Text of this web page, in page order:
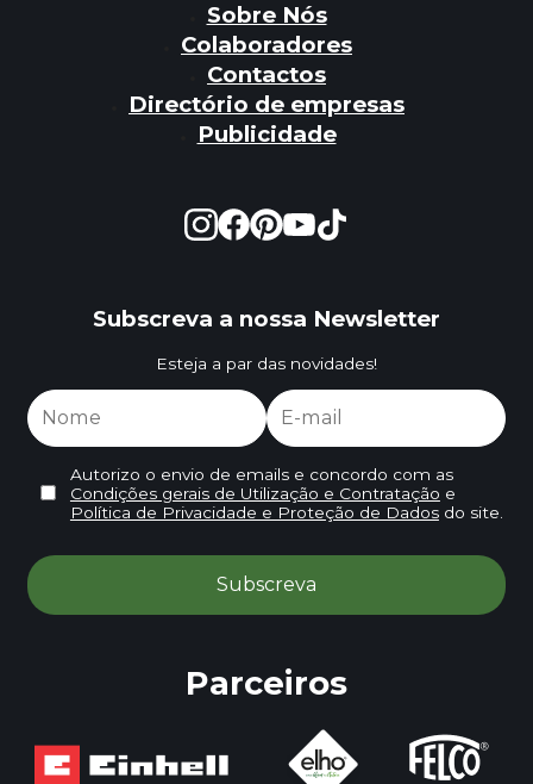
Sobre Nós
Colaboradores
Contactos
Directório de empresas
Publicidade
Subscreva a nossa Newsletter
Esteja a par das novidades!
Autorizo o envio de emails e concordo com as
Condições gerais de Utilização e Contratação e
Política de Privacidade e Proteção de Dadosdo site.
Parceiros